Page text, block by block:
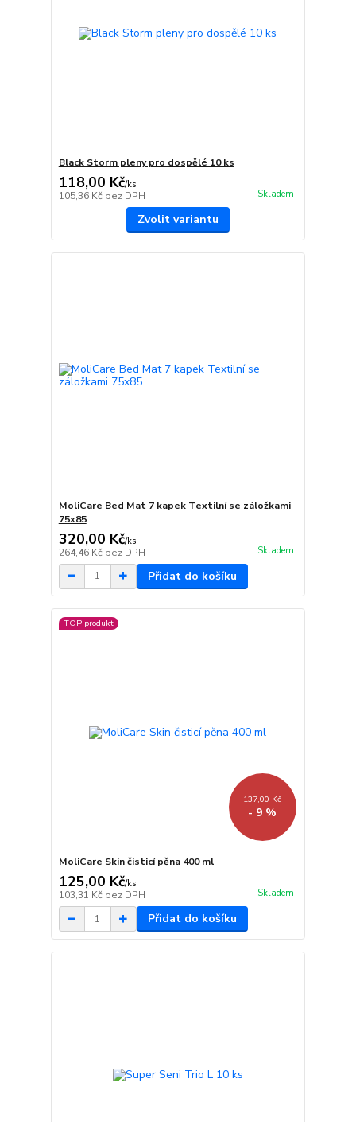
Black Storm pleny pro dospělé 10 ks
118,00 Kč/ks
105,36 Kč bez DPH Skladem
Zvolit variantu
MoliCare Bed Mat 7 kapek Textilní se záložkami
75x85
320,00 Kč/ks
264,46 Kč bez DPH Skladem
Přidat do košíku
TOP produkt
137,00 Kč
- 9 %
MoliCare Skin čisticí pěna 400 ml
125,00 Kč/ks
103,31 Kč bez DPH Skladem
Přidat do košíku